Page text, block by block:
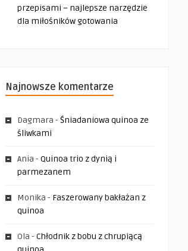
przepisami – najlepsze narzędzie
dla miłośników gotowania
Najnowsze komentarze
Dagmara - Śniadaniowa quinoa ze
śliwkami
Ania - Quinoa trio z dynią i
parmezanem
Monika - Faszerowany bakłażan z
quinoa
Ola - Chłodnik z bobu z chrupiącą